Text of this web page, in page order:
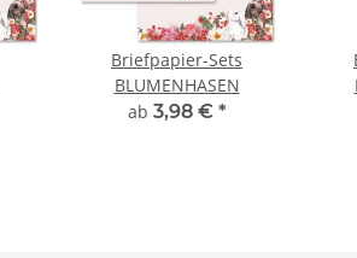
Briefpapier-Sets
BLUMENHASEN
ab 3,98 € *